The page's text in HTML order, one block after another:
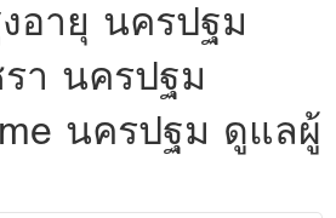
อายุ นครปฐม
า นครปฐม
นครปฐม ดูแลผู้